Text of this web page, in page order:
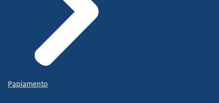
Papiamento